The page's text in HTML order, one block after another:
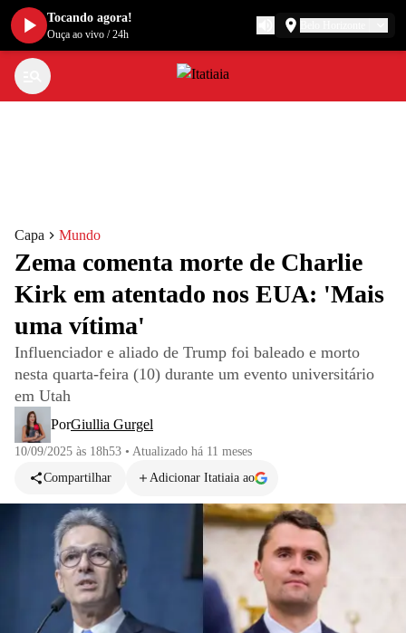
Capa Mundo
Zema comenta morte de Charlie
Kirk em atentado nos EUA: 'Mais
uma vítima'
Influenciador e aliado de Trump foi baleado e morto
nesta quarta-feira (10) durante um evento universitário
em Utah
PorGiullia Gurgel
10/09/2025 às 18h53 • Atualizado há 11 meses
Compartilhar
Adicionar Itatiaia ao
Tocando agora!
Ouça ao vivo /24h